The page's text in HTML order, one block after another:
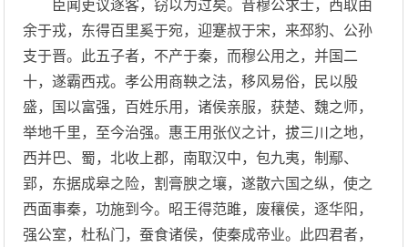
臣闻吏议逐客，窃以为过矣。昔穆公求士，西取由
余于戎，东得百里奚于宛，迎蹇叔于宋，来邳豹、公孙
支于晋。此五子者，不产于秦，而穆公用之，并国二
十，遂霸西戎。孝公用商鞅之法，移风易俗，民以殷
盛，国以富强，百姓乐用，诸侯亲服，获楚、魏之师，
举地千里，至今治强。惠王用张仪之计，拔三川之地，
西并巴、蜀，北收上郡，南取汉中，包九夷，制鄢、
郢，东据成皋之险，割膏腴之壤，遂散六国之纵，使之
西面事秦，功施到今。昭王得范雎，废穰侯，逐华阳，
强公室，杜私门，蚕食诸侯，使秦成帝业。此四君者，